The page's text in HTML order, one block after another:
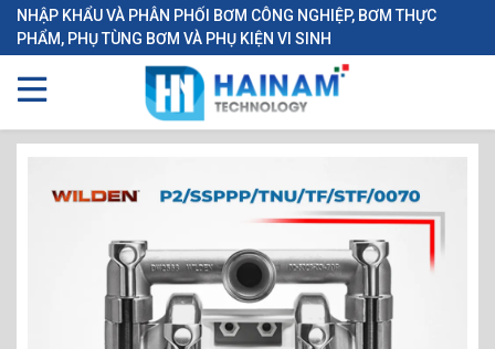
NHẬP KHẨU VÀ PHÂN PHỐI BƠM CÔNG NGHIỆP, BƠM THỰC
PHẨM, PHỤ TÙNG BƠM VÀ PHỤ KIỆN VI SINH